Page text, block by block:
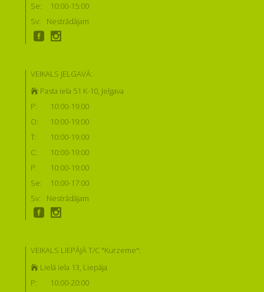
Se:
10:00-15:00
Sv:
Nestrādājam
VEIKALS JELGAVĀ:
Pasta iela 51 K-10, Jelgava
P:
10:00-19:00
O:
10:00-19:00
T:
10:00-19:00
C:
10:00-19:00
P:
10:00-19:00
Se:
10:00-17:00
Sv:
Nestrādājam
VEIKALS LIEPĀJĀ T/C "Kurzeme":
Lielā iela 13, Liepāja
P:
10:00-20:00